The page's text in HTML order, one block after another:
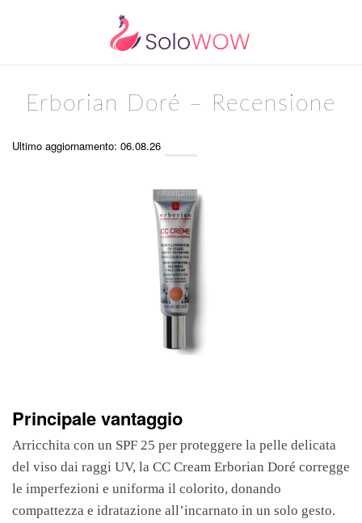
Erborian Doré – Recensione
Ultimo aggiornamento: 06.08.26
Principale vantaggio
Arricchita con un SPF 25 per proteggere la pelle delicata
del viso dai raggi UV, la CC Cream Erborian Doré corregge
le imperfezioni e uniforma il colorito, donando
compattezza e idratazione all’incarnato in un solo gesto.